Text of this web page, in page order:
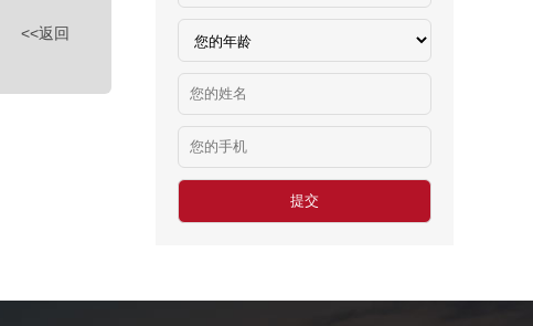
<<返回
￥时薪：986日元
汽车维修、保养类（留学签证）
￥25000-30000/月人民币
工厂类（留学签证）
￥25000-30000/月人民币
餐饮类（留学签证）
￥25000-30000/月人民币
澳大利亚-汽修厂